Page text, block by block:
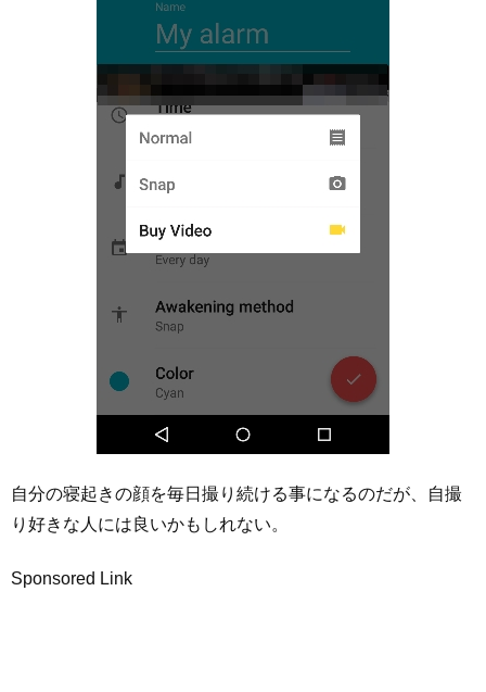
自分の寝起きの顔を毎日撮り続ける事になるのだが、自撮
り好きな人には良いかもしれない。
Sponsored Link